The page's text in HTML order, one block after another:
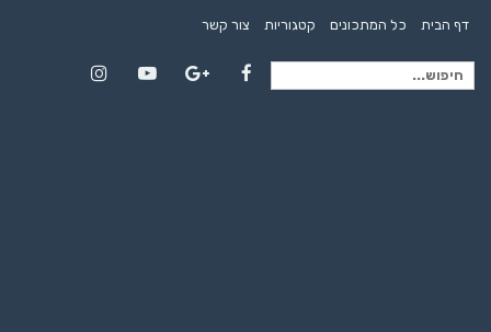
דף הבית כל המתכונים קטגוריות צור קשר
חיפוש